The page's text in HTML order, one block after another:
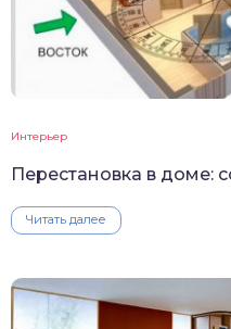
Интерьер
Перестановка в доме:
Читать далее